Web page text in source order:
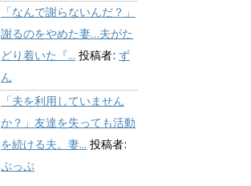
「なんで謝らないんだ？」
謝るのをやめた妻…夫がた
どり着いた『... 投稿者: ず
ん
「夫を利用していません
か？」友達を失っても活動
を続ける夫。妻... 投稿者:
ぷっぷ